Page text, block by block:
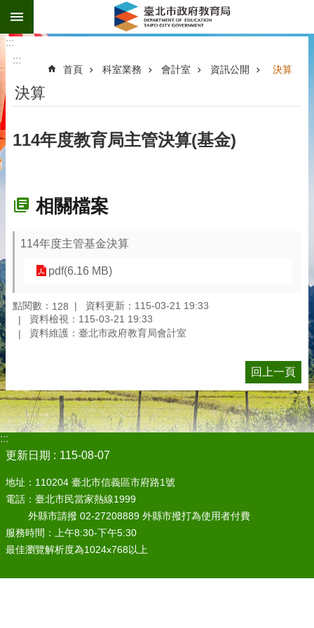
跳到主要內容區塊
:::
:::
首頁 科室業務 會計室 資訊公開 決算
決算
114年度教育局主管決算(基金)
相關檔案
114年度主管基金決算
pdf(6.16 MB)
點閱數： 128
資料更新：115-03-21 19:33
資料檢視：115-03-21 19:33
資料維護：臺北市政府教育局會計室
回上一頁
:::
更新日期
115-08-07
地址：110204 臺北市信義區市府路1號
電話：臺北市民當家熱線1999
外縣市請撥 02-27208889 外縣市撥打為使用者付費
服務時間：上午8:30-下午5:30
最佳瀏覽解析度為1024x768以上